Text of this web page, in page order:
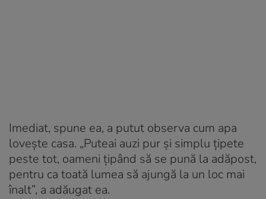
Imediat, spune ea, a putut observa cum apa
lovește casa. „Puteai auzi pur și simplu țipete
peste tot, oameni țipând să se pună la adăpost,
pentru ca toată lumea să ajungă la un loc mai
înalt”, a adăugat ea.